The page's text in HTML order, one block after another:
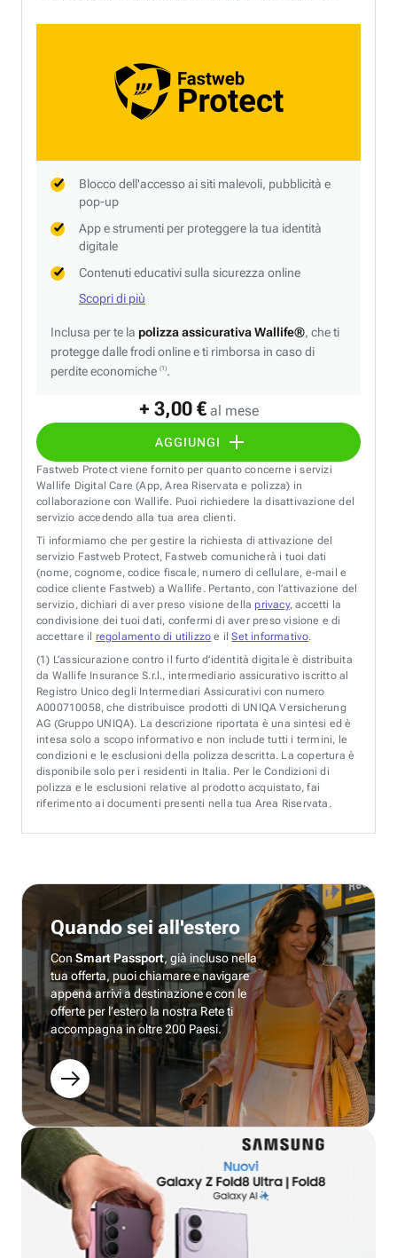
+ 3,00 € al mese
AGGIUNGI
Blocco dell'accesso ai siti malevoli, pubblicità e
pop-up
App e strumenti per proteggere la tua identità
digitale
Contenuti educativi sulla sicurezza online
Scopri di più
Inclusa per te la polizza assicurativa Wallife®, che ti
protegge dalle frodi online e ti rimborsa in caso di
perdite economiche (1).
Fastweb Protect viene fornito per quanto concerne i servizi
Wallife Digital Care (App, Area Riservata e polizza) in
collaborazione con Wallife. Puoi richiedere la disattivazione del
servizio accedendo alla tua area clienti.
Ti informiamo che per gestire la richiesta di attivazione del
servizio Fastweb Protect, Fastweb comunicherà i tuoi dati
(nome, cognome, codice fiscale, numero di cellulare, e-mail e
codice cliente Fastweb) a Wallife. Pertanto, con l’attivazione del
servizio, dichiari di aver preso visione della privacy, accetti la
condivisione dei tuoi dati, confermi di aver preso visione e di
accettare il regolamento di utilizzo e ilSet informativo.
(1) L’assicurazione contro il furto d’identità digitale è distribuita
da Wallife Insurance S.r.l., intermediario assicurativo iscritto al
Registro Unico degli Intermediari Assicurativi con numero
A000710058, che distribuisce prodotti di UNIQA Versicherung
AG (Gruppo UNIQA). La descrizione riportata è una sintesi ed è
intesa solo a scopo informativo e non include tutti i termini, le
condizioni e le esclusioni della polizza descritta. La copertura è
disponibile solo per i residenti in Italia. Per le Condizioni di
polizza e le esclusioni relative al prodotto acquistato, fai
riferimento ai documenti presenti nella tua Area Riservata.
Quando sei all'estero
ConSmart Passport, già incluso nella
tua offerta, puoi chiamare e navigare
appena arrivi a destinazione e con le
offerte per l’estero la nostra Rete ti
accompagna in oltre 200 Paesi.